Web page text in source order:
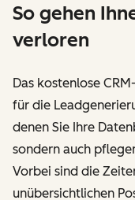
So gehen
verloren
Das kostenlose
für die
denen Sie Ihre
sondern auch
Vorbei sind die
unübersichtlichen